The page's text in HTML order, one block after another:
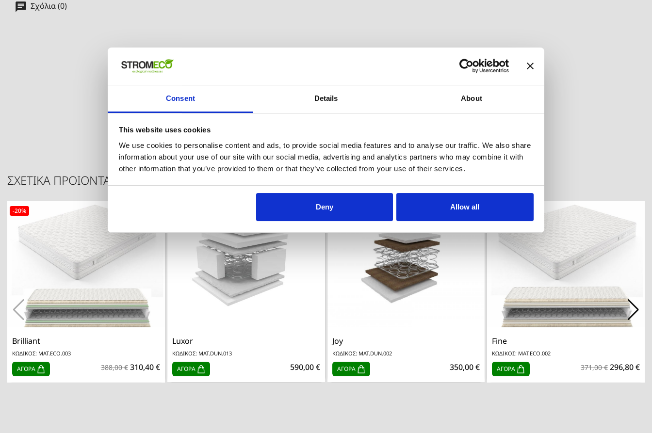
Consent Details About
This website uses cookies
We use cookies to personalise content and ads, to provide social media features and to analyse our traffic. We also share
information about your use of our site with our social media, advertising and analytics partners who may combine it with
other information that you’ve provided to them or that they’ve collected from your use of their services.
Deny Allow all
Σχόλια (0)
ΣΧΕΤΙΚΑ ΠΡΟΙΟΝΤΑ
Brilliant
ΚΩΔΙΚΟΣ: MAT.ECO.003
ΑΓΟΡΑ 388,00 € 310,40 €
-20%
Luxor
ΚΩΔΙΚΟΣ: MAT.DUN.013
ΑΓΟΡΑ 590,00 €
Joy
ΚΩΔΙΚΟΣ: MAT.DUN.002
ΑΓΟΡΑ 350,00 €
Fine
ΚΩΔΙΚΟΣ: MAT.ECO.002
ΑΓΟΡΑ 371,00 € 296,80 €